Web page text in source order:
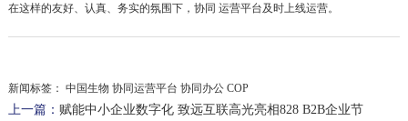
在这样的友好、认真、务实的氛围下，协同 运营平台及时上线运营。
新闻标签： 中国生物 协同运营平台 协同办公 COP
上一篇： 赋能中小企业数字化 致远互联高光亮相828 B2B企业节